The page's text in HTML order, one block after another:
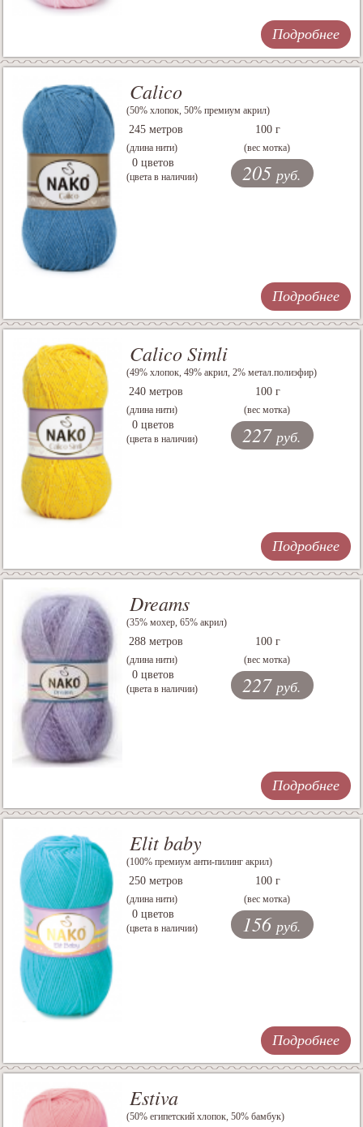
Подробнее
Calico
(50% хлопок, 50% премиум акрил)
245 метров
(длина нити)
100 г
(вес мотка)
0 цветов
(цвета в наличии) 205 руб.
Подробнее
Calico Simli
(49% хлопок, 49% акрил, 2% метал.полиэфир)
240 метров
(длина нити)
100 г
(вес мотка)
0 цветов
(цвета в наличии) 227 руб.
Подробнее
Dreams
(35% мохер, 65% акрил)
288 метров
(длина нити)
100 г
(вес мотка)
0 цветов
(цвета в наличии) 227 руб.
Подробнее
Elit baby
(100% премиум анти-пилинг акрил)
250 метров
(длина нити)
100 г
(вес мотка)
0 цветов
(цвета в наличии) 156 руб.
Подробнее
Estiva
(50% египетский хлопок, 50% бамбук)